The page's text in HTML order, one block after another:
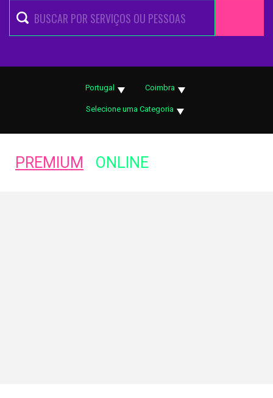
Portugal Coimbra
Selecione uma Categoria
PREMIUM ONLINE